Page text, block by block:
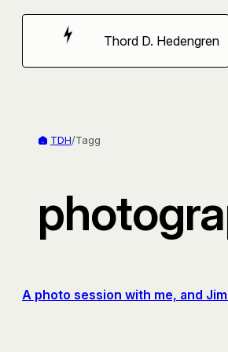
Hoppa
Thord D. Hedengren
TDH/Tagg
A photo session with me, and